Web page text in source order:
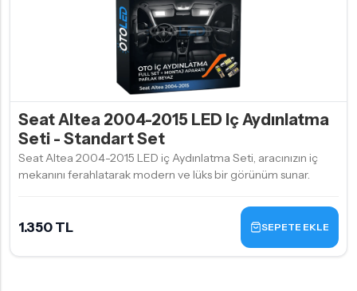
Seat Altea 2004-2015 LED Iç Aydınlatma
Seti - Standart Set
Seat Altea 2004-2015 LED iç Aydınlatma Seti, aracınızın iç
mekanını ferahlatarak modern ve lüks bir görünüm sunar.
1.350 TL SEPETE EKLE